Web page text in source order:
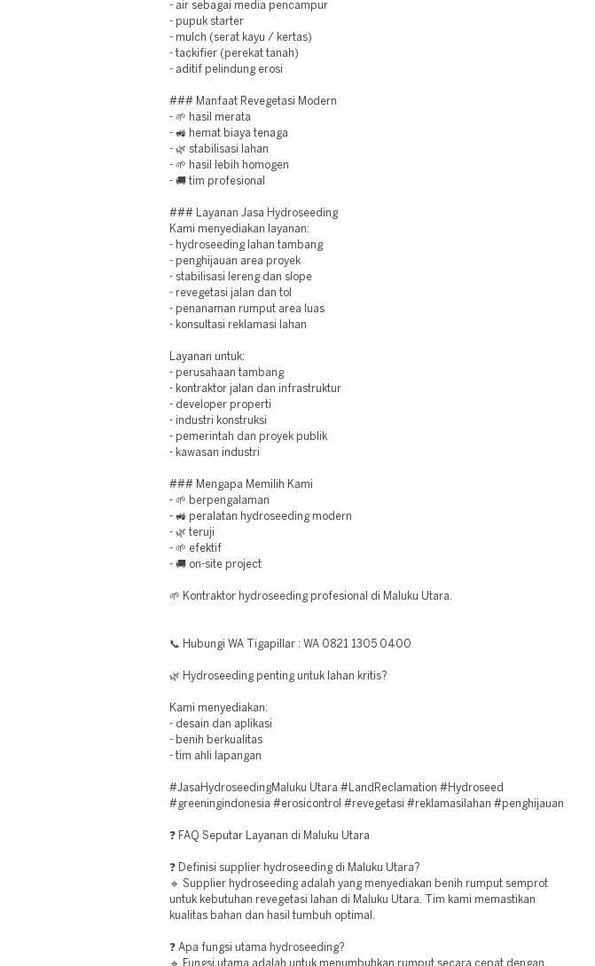
- air sebagai media pencampur
- pupuk starter
- mulch (serat kayu / kertas)
- tackifier (perekat tanah)
- aditif pelindung erosi
### Manfaat Revegetasi Modern
- 🌱 hasil merata
- 🚜 hemat biaya tenaga
- 🌿 stabilisasi lahan
- 🌱 hasil lebih homogen
- 🚚 tim profesional
### Layanan Jasa Hydroseeding
Kami menyediakan layanan:
- hydroseeding lahan tambang
- penghijauan area proyek
- stabilisasi lereng dan slope
- revegetasi jalan dan tol
- penanaman rumput area luas
- konsultasi reklamasi lahan
Layanan untuk:
- perusahaan tambang
- kontraktor jalan dan infrastruktur
- developer properti
- industri konstruksi
- pemerintah dan proyek publik
- kawasan industri
### Mengapa Memilih Kami
- 🌱 berpengalaman
- 🚜 peralatan hydroseeding modern
- 🌿 teruji
- 🌱 efektif
- 🚚 on-site project
🌱 Kontraktor hydroseeding profesional di Maluku Utara.
📞 Hubungi WA Tigapillar : WA 0821 1305 0400
🌿 Hydroseeding penting untuk lahan kritis?
Kami menyediakan:
- desain dan aplikasi
- benih berkualitas
- tim ahli lapangan
#JasaHydroseedingMaluku Utara #LandReclamation #Hydroseed
#greeningindonesia #erosicontrol #revegetasi #reklamasilahan #penghijauan
❓ FAQ Seputar Layanan di Maluku Utara
❓ Definisi supplier hydroseeding di Maluku Utara?
🔹 Supplier hydroseeding adalah yang menyediakan benih rumput semprot
untuk kebutuhan revegetasi lahan di Maluku Utara. Tim kami memastikan
kualitas bahan dan hasil tumbuh optimal.
❓ Apa fungsi utama hydroseeding?
🔹 Fungsi utama adalah untuk menumbuhkan rumput secara cepat dengan